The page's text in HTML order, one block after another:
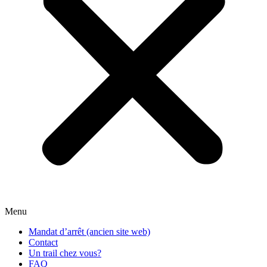
Menu
Mandat d’arrêt (ancien site web)
Contact
Un trail chez vous?
FAQ